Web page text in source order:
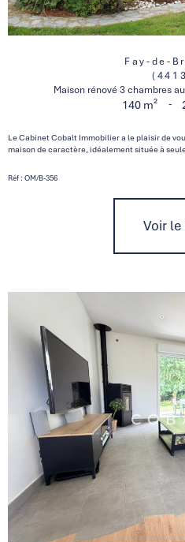
Fay-de-
Maison rénové 3 chambres
140 m² -
Le Cabinet Cobalt Immobilier a le plaisir de
maison de caractère, idéalement située à
Réf : OM/B-356
Voir le